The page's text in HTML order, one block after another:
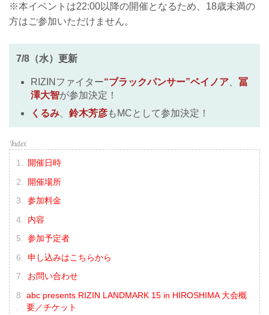
※本イベントは22:00以降の開催となるため、18歳未満の
方はご参加いただけません。
7/8（水）更新
RIZINファイター“ブラックパンサー”ベイノア
冨
澤大智が参加決定！
くるみ
鈴木芳彦もMCとして参加決定！
開催日時
開催場所
参加料金
内容
参加予定者
申し込みはこちらから
お問い合わせ
abc presents RIZIN LANDMARK 15 in HIROSHIMA 大会概
要／チケット